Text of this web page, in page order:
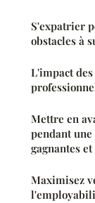
S'expatrier
obstacles à
L'impact
Mettre en
pendant
gagnantes
Maximisez